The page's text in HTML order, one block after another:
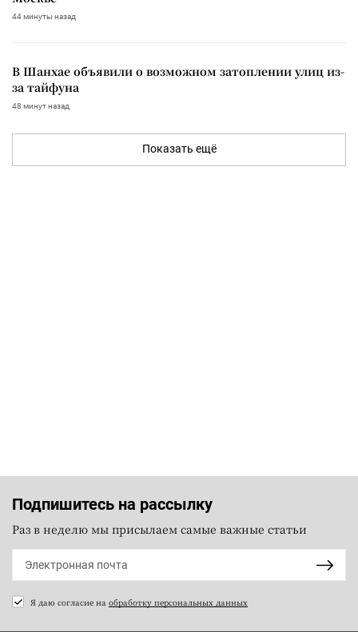
44 минуты назад
В Шанхае объявили о возможном затоплении улиц из-
за тайфуна
48 минут назад
Показать ещё
Подпишитесь на рассылку
Раз в неделю мы присылаем самые важные статьи
Я даю согласие на обработку персональных данных